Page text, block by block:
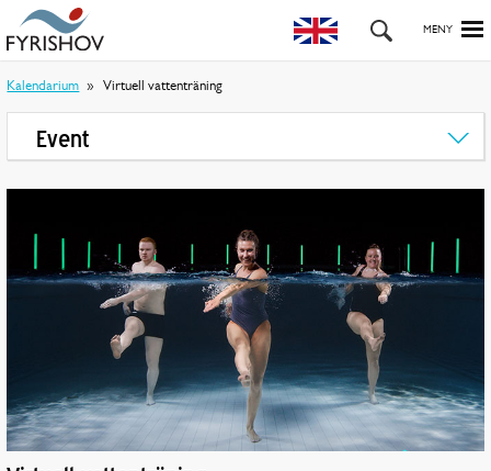
Kalendarium Virtuell vattenträning
Event